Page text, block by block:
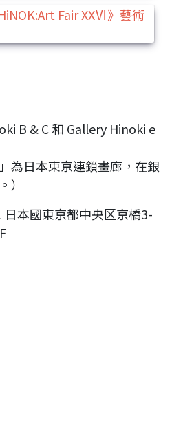
B & C 和 Gallery Hinoki e
為日本東京連鎖畫廊，在銀
）
本國東京都中央区京橋3-